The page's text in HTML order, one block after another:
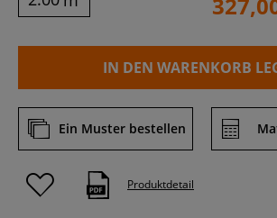
IN DEN WARENKORB
Ein Muster bestellen
Produktdetail